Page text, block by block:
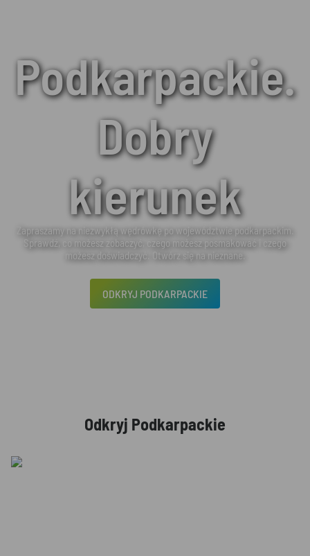
Podkarpackie.
Dobry
kierunek
Zapraszamy na niezwykłą wędrówkę po województwie podkarpackim.
Sprawdź, co możesz zobaczyć, czego możesz posmakować i czego
możesz doświadczyć. Otwórz się na nieznane.
ODKRYJ PODKARPACKIE
Odkryj Podkarpackie